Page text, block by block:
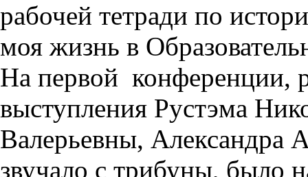
рабочей тетради по
моя жизнь в
На первой конференции,
выступления Рустэма
Валерьевны, Александра
звучало с трибуны, было